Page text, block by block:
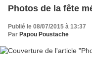
Photos de la fête
Publié le 08/07/2015 à 13:37
Par Papou Poustache